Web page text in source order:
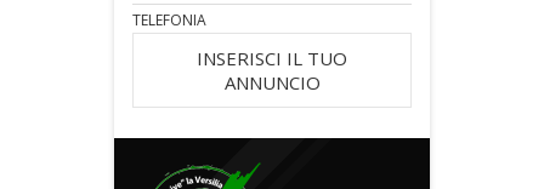
TELEFONIA
INSERISCI IL TUO
ANNUNCIO